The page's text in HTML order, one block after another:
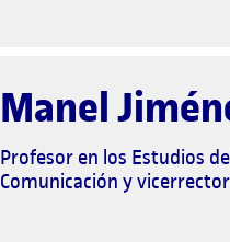
Manel
Profesor en los Estudios
Comunicación y